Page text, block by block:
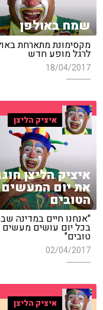
שמח באולפן
מקסימונת מתארחת
לרגל מופע חדש
18/04/2017
איציק הליצן
איציק הליצן
את יום המעשים
הטובים
"אנחנו חיים במדינה
בכל יום עושים מעשים
טובים"
02/04/2017
איציק הליצן